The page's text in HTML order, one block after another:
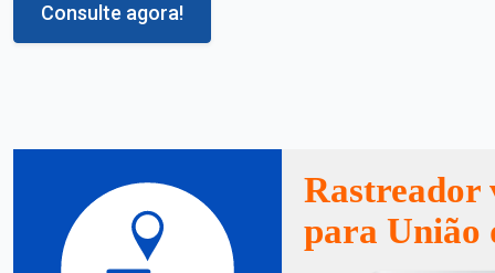
Consulte agora!
Rastreador
para União